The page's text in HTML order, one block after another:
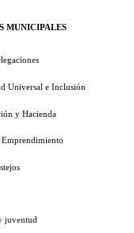
MUNICIPALES
Universal e Inclusión
y Hacienda
juventud